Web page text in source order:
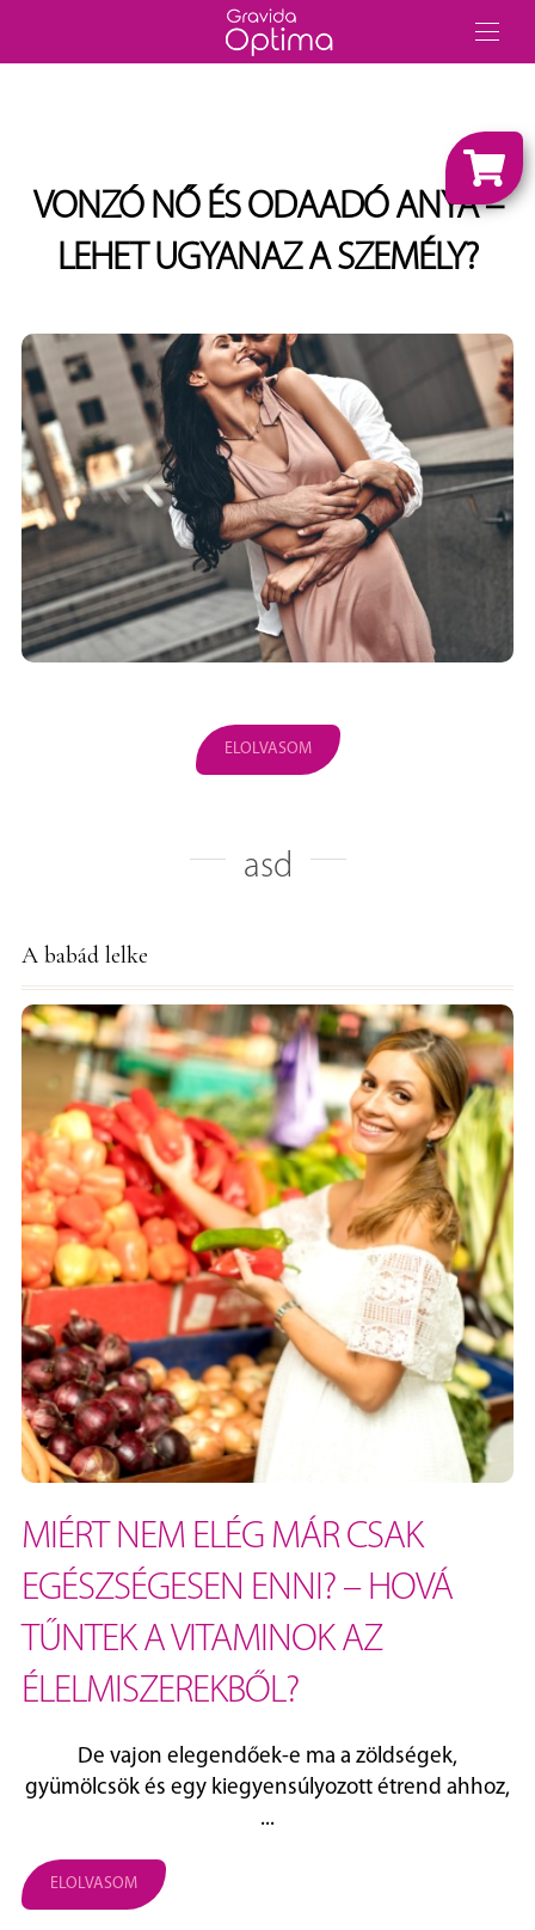
VONZÓ NŐ ÉS ODAADÓ ANYA –
LEHET UGYANAZ A SZEMÉLY?
ELOLVASOM
asd
A babád lelke
MIÉRT NEM ELÉG MÁR CSAK
EGÉSZSÉGESEN ENNI? – HOVÁ
TŰNTEK A VITAMINOK AZ
ÉLELMISZEREKBŐL?
De vajon elegendőek-e ma a zöldségek,
gyümölcsök és egy kiegyensúlyozott étrend ahhoz,
...
ELOLVASOM